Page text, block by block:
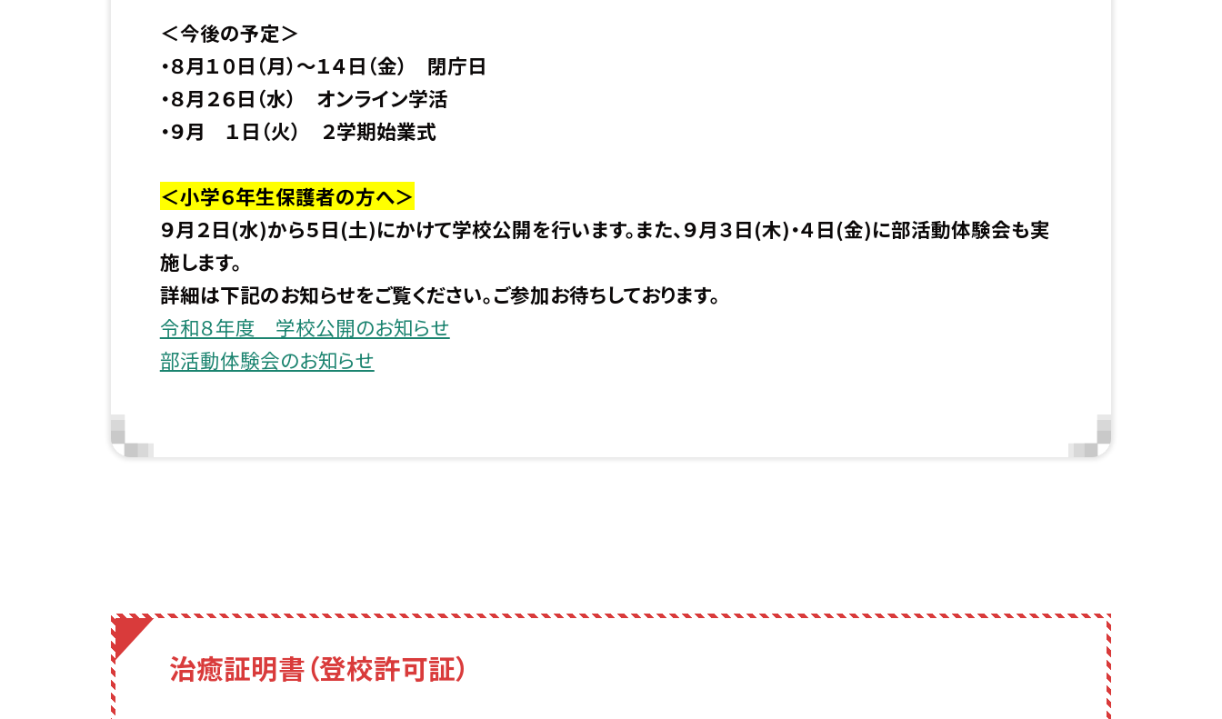
＜今後の予定＞
・８月１０日（月）〜１４日（金） 閉庁日
・８月２６日（水） オンライン学活
・９月 １日（火） ２学期始業式
＜小学６年生保護者の方へ＞
９月２日(水)から５日(土)にかけて学校公開を行います。また、９月３日(木)・４日(金)に部活動体験会も実
施します。
詳細は下記のお知らせをご覧ください。ご参加お待ちしております。
令和８年度 学校公開のお知らせ
部活動体験会のお知らせ
治癒証明書（登校許可証）